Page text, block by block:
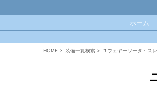
ホーム
HOME > 装備一覧検索 > ユウェヤーワータ・ス